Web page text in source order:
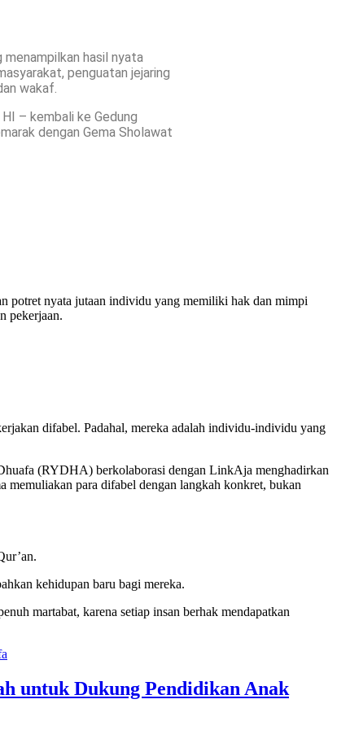
menampilkan hasil nyata
penguatan jejaring
wakaf.
– kembali ke Gedung
dengan Gema Sholawat
potret nyata jutaan individu yang memiliki hak dan mimpi
pekerjaan.
difabel. Padahal, mereka adalah individu-individu yang
(RYDHA) berkolaborasi dengan LinkAja menghadirkan
para difabel dengan langkah konkret, bukan
kehidupan baru bagi mereka.
martabat, karena setiap insan berhak mendapatkan
untuk Dukung Pendidikan Anak